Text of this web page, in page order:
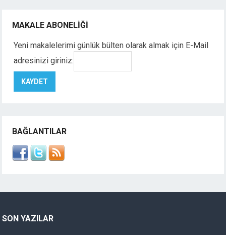
MAKALE ABONELIĞI
Yeni makalelerimi günlük bülten olarak almak için E-Mail
adresinizi giriniz:
BAĞLANTILAR
SON YAZILAR